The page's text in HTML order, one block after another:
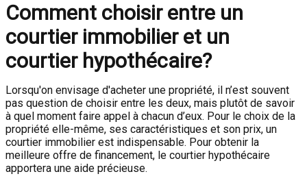
Comment choisir entre un
courtier immobilier et un
courtier hypothécaire?
Lorsqu'on envisage d'acheter une propriété, il n’est souvent
pas question de choisir entre les deux, mais plutôt de savoir
à quel moment faire appel à chacun d’eux. Pour le choix de la
propriété elle-même, ses caractéristiques et son prix, un
courtier immobilier est indispensable. Pour obtenir la
meilleure offre de financement, le courtier hypothécaire
apportera une aide précieuse.